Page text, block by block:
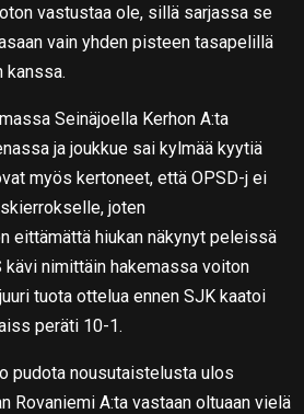
vastustaa ole, sillä sarjassa se
vain yhden pisteen tasapelillä
kanssa.
Seinäjoella Kerhon A:ta
ja joukkue sai kylmää kyytiä
myös kertoneet, että OPSD-j ei
joten
eittämättä hiukan näkynyt peleissä
nimittäin hakemassa voiton
tuota ottelua ennen SJK kaatoi
peräti 10-1.
pudota nousutaistelusta ulos
Rovaniemi A:ta vastaan oltuaan vielä